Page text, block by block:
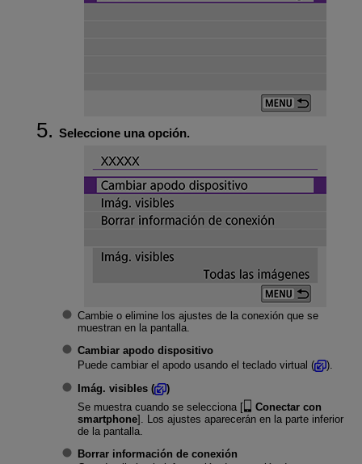
Seleccione una opción.
Cambie o elimine los ajustes de la conexión que se
muestran en la pantalla.
Cambiar apodo dispositivo
Puede cambiar el apodo usando el teclado virtual (
).
Imág. visibles(
)
Se muestra cuando se selecciona [
Conectar con
smartphone]. Los ajustes aparecerán en la parte inferior
de la pantalla.
Borrar información de conexión